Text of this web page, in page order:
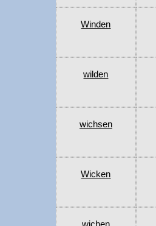
Winden
wilden
wichsen
Wicken